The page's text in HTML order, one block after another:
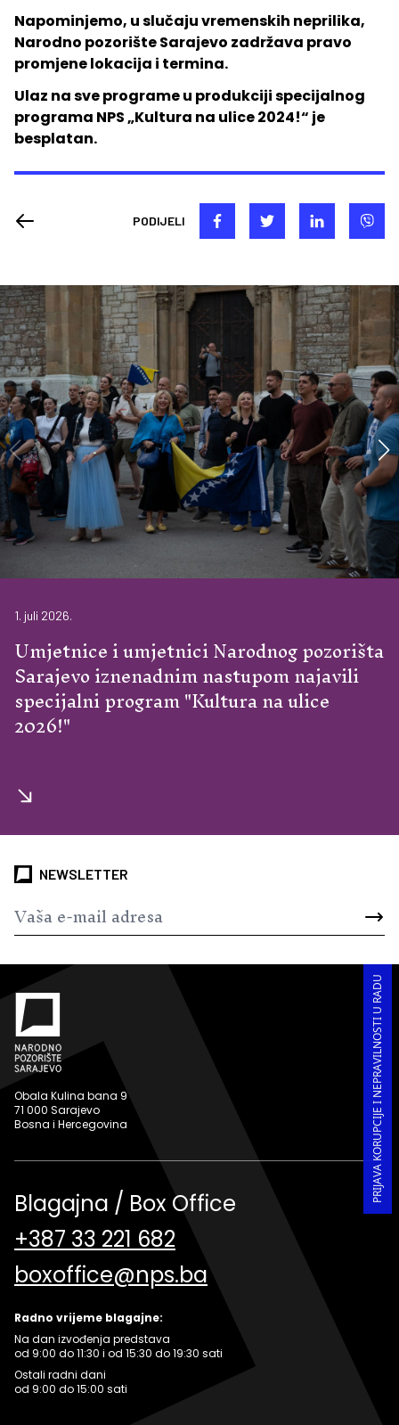
Napominjemo, u slučaju vremenskih neprilika,
Narodno pozorište Sarajevo zadržava pravo
promjene lokacija i termina.
Ulaz na sve programe u produkciji specijalnog
programa NPS „Kultura na ulice 2024!“ je
besplatan.
PODIJELI
1. juli 2026.
Umjetnice i umjetnici Narodnog pozorišta
Sarajevo iznenadnim nastupom najavili
specijalni program "Kultura na ulice
2026!"
NEWSLETTER
PRIJAVA KORUPCIJE I NEPRAVILNOSTI U RADU
Obala Kulina bana 9
71 000 Sarajevo
Bosna i Hercegovina
Blagajna / Box Office
+387 33 221 682
boxoffice@nps.ba
Radno vrijeme blagajne:
Na dan izvođenja predstava
od 9:00 do 11:30 i od 15:30 do 19:30 sati
Ostali radni dani
od 9:00 do 15:00 sati